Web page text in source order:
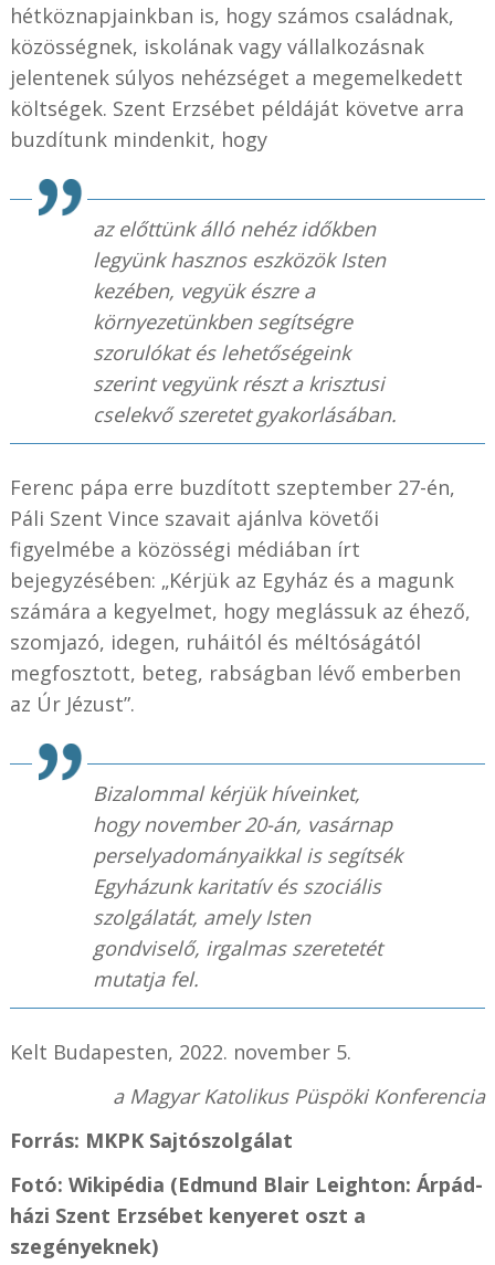
hétköznapjainkban is, hogy számos családnak,
közösségnek, iskolának vagy vállalkozásnak
jelentenek súlyos nehézséget a megemelkedett
költségek. Szent Erzsébet példáját követve arra
buzdítunk mindenkit, hogy
az előttünk álló nehéz időkben
legyünk hasznos eszközök Isten
kezében, vegyük észre a
környezetünkben segítségre
szorulókat és lehetőségeink
szerint vegyünk részt a krisztusi
cselekvő szeretet gyakorlásában.
Ferenc pápa erre buzdított szeptember 27-én,
Páli Szent Vince szavait ajánlva követői
figyelmébe a közösségi médiában írt
bejegyzésében: „Kérjük az Egyház és a magunk
számára a kegyelmet, hogy meglássuk az éhező,
szomjazó, idegen, ruháitól és méltóságától
megfosztott, beteg, rabságban lévő emberben
az Úr Jézust”.
Bizalommal kérjük híveinket,
hogy november 20-án, vasárnap
perselyadományaikkal is segítsék
Egyházunk karitatív és szociális
szolgálatát, amely Isten
gondviselő, irgalmas szeretetét
mutatja fel.
Kelt Budapesten, 2022. november 5.
a Magyar Katolikus Püspöki Konferencia
Forrás: MKPK Sajtószolgálat
Fotó: Wikipédia (Edmund Blair Leighton: Árpád-
házi Szent Erzsébet kenyeret oszt a
szegényeknek)